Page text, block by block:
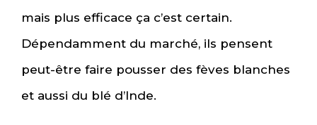
mais plus efficace ça c’est certain.
Dépendamment du marché, ils pensent
peut-être faire pousser des fèves blanches
et aussi du blé d’Inde.